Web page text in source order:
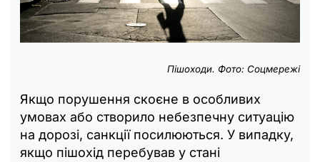
Пішоходи. Фото: Соцмережі
Якщо порушення скоєне в особливих
умовах або створило небезпечну ситуацію
на дорозі, санкції посилюються. У випадку,
якщо пішохід перебував у стані